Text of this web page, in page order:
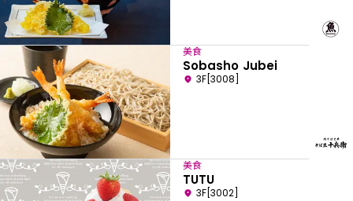
美食
Sobasho Jubei
3F[3008]
美食
TUTU
3F[3002]